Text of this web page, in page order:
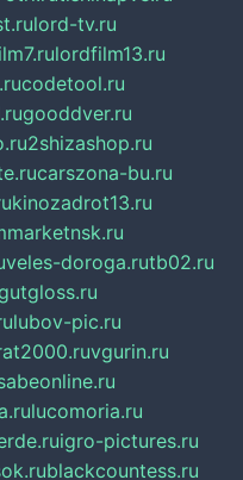
lord-tv.ru
lordfilm13.ru
codetool.ru
gooddver.ru
2shizashop.ru
carszona-bu.ru
kinozadrot13.ru
veles-doroga.rutb02.ru
lubov-pic.ru
vgurin.ru
lucomoria.ru
igro-pictures.ru
blackcountess.ru